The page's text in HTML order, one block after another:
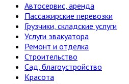
Автосервис, аренда
Пассажирские перевозки
Грузчики, складские услуги
Услуги эвакуатора
Ремонт и отделка
Строительство
Сад, благоустройство
Красота